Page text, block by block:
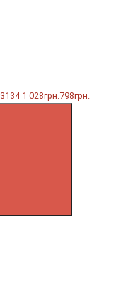
1 028грн.798грн.